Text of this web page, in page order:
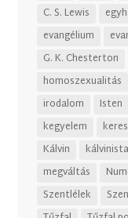
C. S. Lewis
evangélium
G. K. Chesterton
homoszexualitás
irodalom
Isten
kegyelem
Kálvin
kálvinista
megváltás
Szentlélek